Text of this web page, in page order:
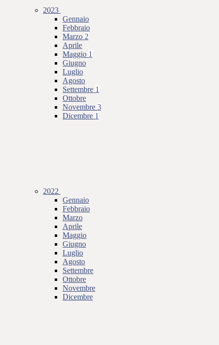
2023
Gennaio
Febbraio
Marzo 2
Aprile
Maggio 1
Giugno
Luglio
Agosto
Settembre 1
Ottobre
Novembre 3
Dicembre 1
2022
Gennaio
Febbraio
Marzo
Aprile
Maggio
Giugno
Luglio
Agosto
Settembre
Ottobre
Novembre
Dicembre